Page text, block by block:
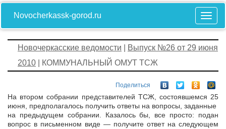
Novocherkassk-gorod.ru
Новочеркасские ведомости
Выпуск №26 от 29 июня
2010 | КОММУНАЛЬНЫЙ ОМУТ ТСЖ
Поделиться
На втором собрании представителей ТСЖ, состоявшемся 25
июня, предполагалось получить ответы на вопросы, заданные
на предыдущем собрании. Казалось бы, все просто: подан
вопрос в письменном виде — получите ответ на следующем